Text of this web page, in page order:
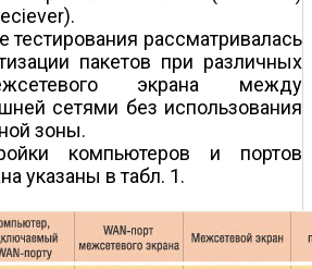
тестирования рассматривалась
пакетов при различных
экрана между
сетями без использования
зоны.
компьютеров и портов
указаны в табл. 1.